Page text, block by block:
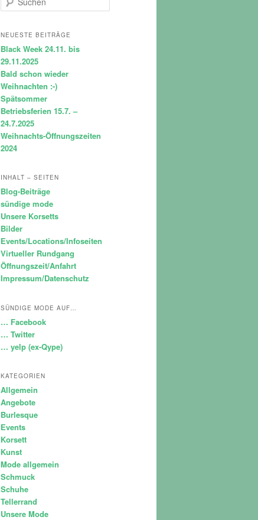
u
h
n
NEUESTE BEITRÄGE
Black Week 24.11. bis
29.11.2025
Bald schon wieder
Weihnachten :-)
Spätsommer
Betriebsferien 15.7. –
24.7.2025
Weihnachts-Öffnungszeiten
2024
INHALT – SEITEN
Blog-Beiträge
sündige mode
Unsere Korsetts
Bilder
Events/Locations/Infoseiten
Virtueller Rundgang
Öffnungszeit/Anfahrt
Impressum/Datenschutz
SÜNDIGE MODE AUF…
… Facebook
… Twitter
… yelp (ex-Qype)
KATEGORIEN
Allgemein
Angebote
Burlesque
Events
Korsett
Kunst
Mode allgemein
Schmuck
Schuhe
Tellerrand
Unsere Mode